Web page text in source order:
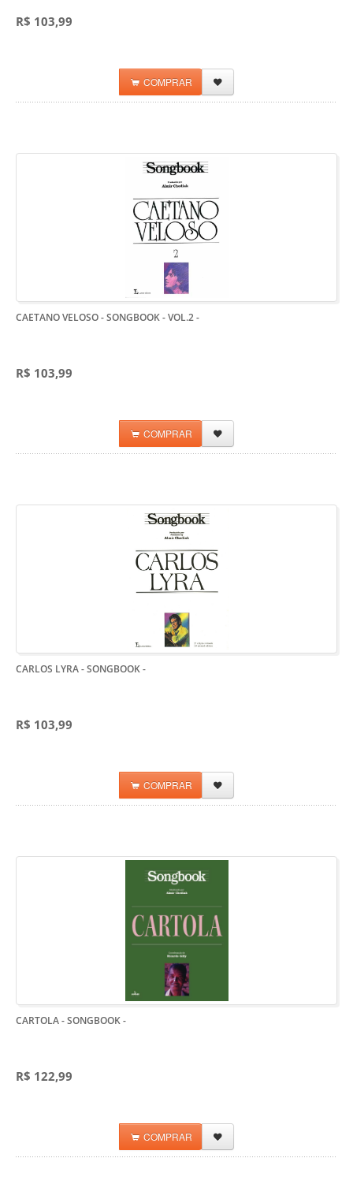
R$ 103,99
COMPRAR
CAETANO VELOSO - SONGBOOK - VOL.2-
R$ 103,99
COMPRAR
CARLOS LYRA - SONGBOOK-
R$ 103,99
COMPRAR
CARTOLA - SONGBOOK-
R$ 122,99
COMPRAR